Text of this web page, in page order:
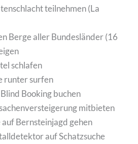
teilnehmen (La
Berge aller Bundesländer (16
schlafen
runter surfen
Booking buchen
mitbieten
Bernsteinjagd gehen
auf Schatzsuche